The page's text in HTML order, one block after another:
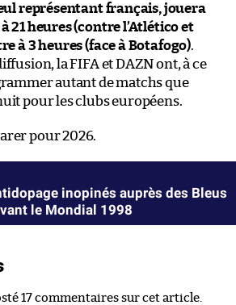
représentant français, jouera
21 heures (contre l’Atlético et
à 3 heures (face à Botafogo).
la FIFA et DAZN ont, à ce
autant de matchs que
pour les clubs européens.
pour 2026.
inopinés auprès des Bleus
le Mondial 1998
17 commentaires sur cet article.